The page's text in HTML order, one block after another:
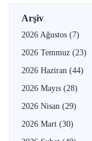
Arşiv
2026 Ağustos (7)
2026 Temmuz (23)
2026 Haziran (44)
2026 Mayıs (28)
2026 Nisan (29)
2026 Mart (30)